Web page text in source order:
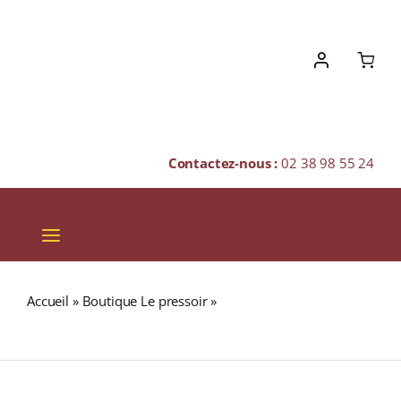
Contactez-nous :02 38 98 55 24
Toggle
Navigation
SPIRITUEUX
Accueil » Boutique Le pressoir»